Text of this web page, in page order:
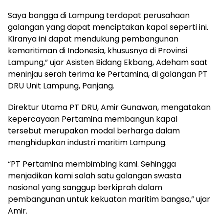
Saya bangga di Lampung terdapat perusahaan
galangan yang dapat menciptakan kapal seperti ini.
Kiranya ini dapat mendukung pembangunan
kemaritiman di Indonesia, khususnya di Provinsi
Lampung,” ujar Asisten Bidang Ekbang, Adeham saat
meninjau serah terima ke Pertamina, di galangan PT
DRU Unit Lampung, Panjang.
Direktur Utama PT DRU, Amir Gunawan, mengatakan
kepercayaan Pertamina membangun kapal
tersebut merupakan modal berharga dalam
menghidupkan industri maritim Lampung.
“PT Pertamina membimbing kami. Sehingga
menjadikan kami salah satu galangan swasta
nasional yang sanggup berkiprah dalam
pembangunan untuk kekuatan maritim bangsa,” ujar
Amir.